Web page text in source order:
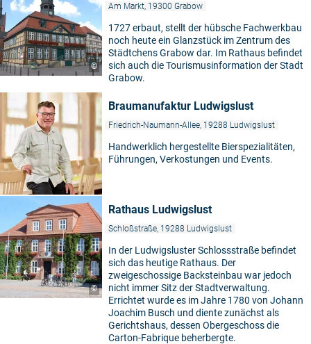
©
Am Markt, 19300 Grabow
1727 erbaut, stellt der hübsche Fachwerkbau
noch heute ein Glanzstück im Zentrum des
Städtchens Grabow dar. Im Rathaus befindet
sich auch die Tourismusinformation der Stadt
Grabow.
Braumanufaktur Ludwigslust
Friedrich-Naumann-Allee, 19288 Ludwigslust
Handwerklich hergestellte Bierspezialitäten,
Führungen, Verkostungen und Events.
©
Rathaus Ludwigslust
Schloßstraße, 19288 Ludwigslust
In der Ludwigsluster Schlossstraße befindet
sich das heutige Rathaus. Der
zweigeschossige Backsteinbau war jedoch
nicht immer Sitz der Stadtverwaltung.
Errichtet wurde es im Jahre 1780 von Johann
Joachim Busch und diente zunächst als
Gerichtshaus, dessen Obergeschoss die
Carton-Fabrique beherbergte.